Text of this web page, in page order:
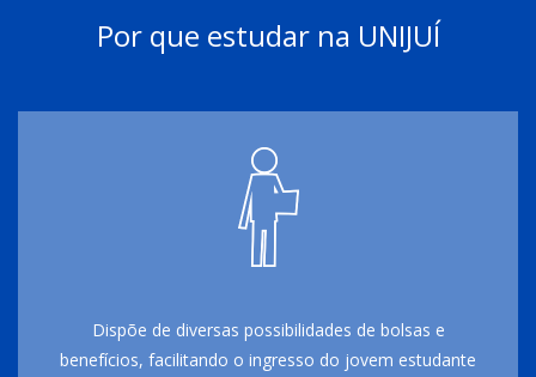
Por que estudar na UNIJUÍ
Dispõe de diversas possibilidades de bolsas e
benefícios, facilitando o ingresso do jovem estudante